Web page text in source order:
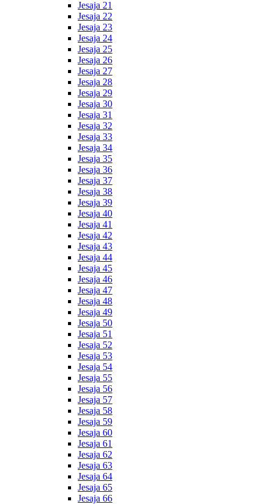
Jesaja 21
Jesaja 22
Jesaja 23
Jesaja 24
Jesaja 25
Jesaja 26
Jesaja 27
Jesaja 28
Jesaja 29
Jesaja 30
Jesaja 31
Jesaja 32
Jesaja 33
Jesaja 34
Jesaja 35
Jesaja 36
Jesaja 37
Jesaja 38
Jesaja 39
Jesaja 40
Jesaja 41
Jesaja 42
Jesaja 43
Jesaja 44
Jesaja 45
Jesaja 46
Jesaja 47
Jesaja 48
Jesaja 49
Jesaja 50
Jesaja 51
Jesaja 52
Jesaja 53
Jesaja 54
Jesaja 55
Jesaja 56
Jesaja 57
Jesaja 58
Jesaja 59
Jesaja 60
Jesaja 61
Jesaja 62
Jesaja 63
Jesaja 64
Jesaja 65
Jesaja 66